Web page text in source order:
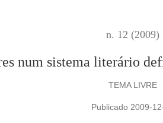
n. 12 (2009)
num sistema literário
TEMA LIVRE
Publicado 2009-